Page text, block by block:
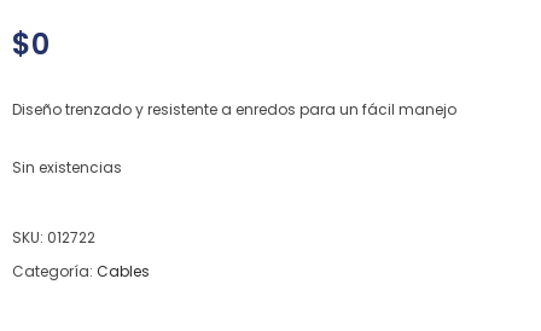
$0
Diseño trenzado y resistente a enredos para un fácil manejo
Sin existencias
SKU: 012722
Categoría: Cables